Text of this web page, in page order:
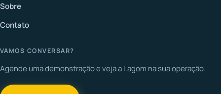
Sobre
Contato
VAMOS CONVERSAR?
Agende uma demonstração e veja a Lagom na sua operação.